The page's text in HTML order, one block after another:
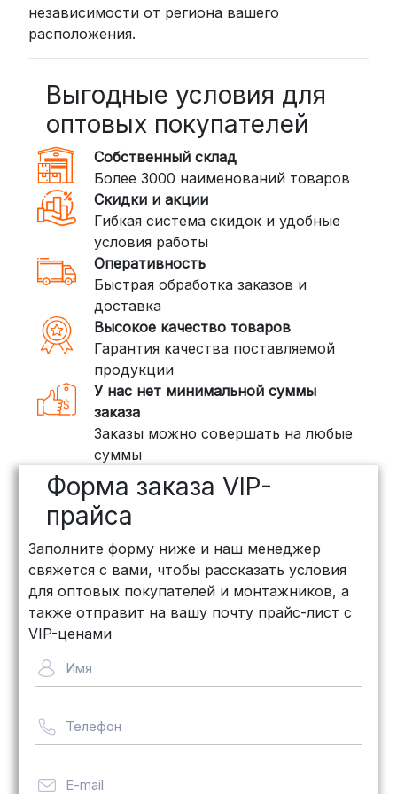
Стоимость начинается от300
рублей
пунктов выдачи или курьером.
Сроки — от 2 дней, стоимость — от
350 рублей
DPD: Международная служба
доставки, которая работает и
внутри России. Сроки — от 2 дней,
стоимость — от 400 рублей
3. Доставка крупногабаритных грузов
(ПЭК, КИТ, Байкал Сервис)
Если ваш заказ включает большие или
тяжелые товары, мы рекомендуем
воспользоваться услугами компаний,
специализирующихся на доставке
грузов:
ПЭК: Сроки доставки — от 3 до 10
дней, стоимость рассчитывается
индивидуально (минимум
рублей
объемных заказов. Сроки — от 3
дней, стоимость — от500 рублей
Байкал Сервис: Идеально подходит
для крупногабаритных товаров.
рассчитывается индивидуально
Важно! Мы заботимся о том, чтобы
целости и сохранности, независимо
независимости от региона вашего
расположения.
Выгодные условия для
оптовых покупателей
Собственный склад
Более 3000 наименований товаров
Скидки и акции
Гибкая система скидок и удобные
условия работы
Оперативность
Быстрая обработка заказов и
доставка
Высокое качество товаров
Гарантия качества поставляемой
продукции
У нас нет минимальной суммы
заказа
Заказы можно совершать на любые
суммы
Форма заказа VIP-
прайса
Заполните форму ниже и наш менеджер
свяжется с вами, чтобы рассказать условия
для оптовых покупателей и монтажников, а
также отправит на вашу почту прайс-лист с
VIP-ценами
Имя
Телефон
E-mail